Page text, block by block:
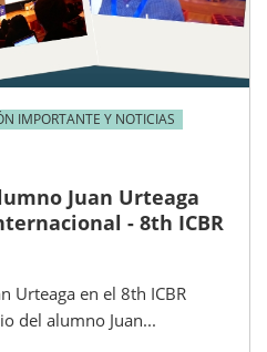
IMPORTANTE Y NOTICIAS
Juan Urteaga
- 8th ICBR
Urteaga en el 8th ICBR
del alumno Juan...